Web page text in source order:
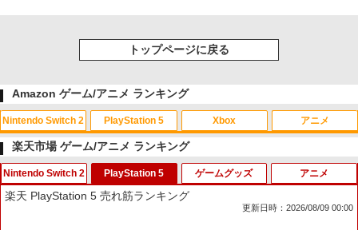
トップページに戻る
Amazon ゲーム/アニメ ランキング
Nintendo Switch 2
1
スプラトゥーン レイダース|オンライン
コード版
PlayStation 5
1
PlayStation 5 デジタル・エディション
日本語専用 Console Language: Japan
ese only (CFI-2200B01)
Xbox
1
【純正品】Xbox ワイヤレス コントロー
ラー + USB-C® ケーブル
アニメ
1
劇場版「鬼滅の刃」無限城編 第一章 猗
窩座再来 通常版 [Blu-ray]
楽天市場 ゲーム/アニメ ランキング
Nintendo Switch 2 PlayStation 5
楽天 PlayStation 5 売れ筋ランキング
更新日時：2026/08/09 00:00
ゲームグッズ アニメ